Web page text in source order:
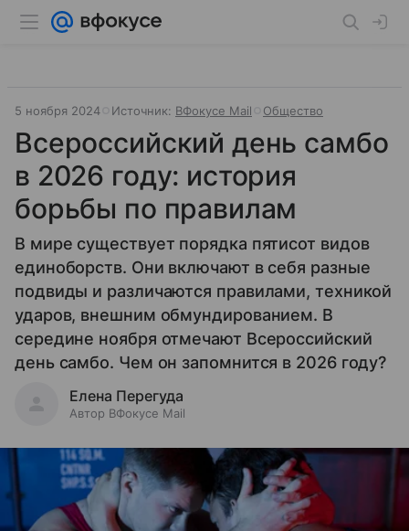
5 ноября 2024 Источник: ВФокусе Mail Общество
Всероссийский день самбо
в 2026 году: история
борьбы по правилам
В мире существует порядка пятисот видов
единоборств. Они включают в себя разные
подвиды и различаются правилами, техникой
ударов, внешним обмундированием. В
середине ноября отмечают Всероссийский
день самбо. Чем он запомнится в 2026 году?
Елена Перегуда
Автор ВФокусе Mail